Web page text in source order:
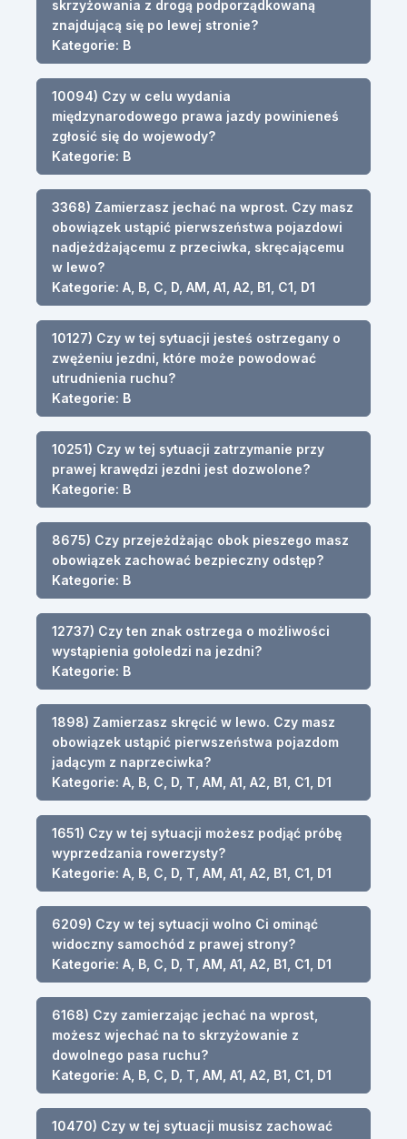
skrzyżowania z drogą podporządkowaną
znajdującą się po lewej stronie?
Kategorie: B
10094) Czy w celu wydania
międzynarodowego prawa jazdy powinieneś
zgłosić się do wojewody?
Kategorie: B
3368) Zamierzasz jechać na wprost. Czy masz
obowiązek ustąpić pierwszeństwa pojazdowi
nadjeżdżającemu z przeciwka, skręcającemu
w lewo?
Kategorie: A, B, C, D, AM, A1, A2, B1, C1, D1
10127) Czy w tej sytuacji jesteś ostrzegany o
zwężeniu jezdni, które może powodować
utrudnienia ruchu?
Kategorie: B
10251) Czy w tej sytuacji zatrzymanie przy
prawej krawędzi jezdni jest dozwolone?
Kategorie: B
8675) Czy przejeżdżając obok pieszego masz
obowiązek zachować bezpieczny odstęp?
Kategorie: B
12737) Czy ten znak ostrzega o możliwości
wystąpienia gołoledzi na jezdni?
Kategorie: B
1898) Zamierzasz skręcić w lewo. Czy masz
obowiązek ustąpić pierwszeństwa pojazdom
jadącym z naprzeciwka?
Kategorie: A, B, C, D, T, AM, A1, A2, B1, C1, D1
1651) Czy w tej sytuacji możesz podjąć próbę
wyprzedzania rowerzysty?
Kategorie: A, B, C, D, T, AM, A1, A2, B1, C1, D1
6209) Czy w tej sytuacji wolno Ci ominąć
widoczny samochód z prawej strony?
Kategorie: A, B, C, D, T, AM, A1, A2, B1, C1, D1
6168) Czy zamierzając jechać na wprost,
możesz wjechać na to skrzyżowanie z
dowolnego pasa ruchu?
Kategorie: A, B, C, D, T, AM, A1, A2, B1, C1, D1
10470) Czy w tej sytuacji musisz zachować